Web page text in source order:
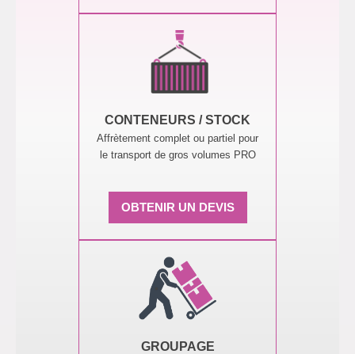
CONTENEURS / STOCK
Affrètement complet ou partiel pour
le transport de gros volumes PRO
OBTENIR UN DEVIS
GROUPAGE